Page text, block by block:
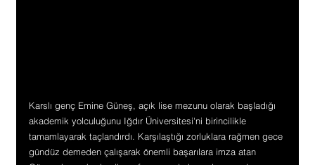
Karslı genç Emine Güneş, açık lise mezunu olarak başladığı
akademik yolculuğunu Iğdır Üniversitesi'ni birincilikle
tamamlayarak taçlandırdı. Karşılaştığı zorluklara rağmen gece
gündüz demeden çalışarak önemli başarılara imza atan